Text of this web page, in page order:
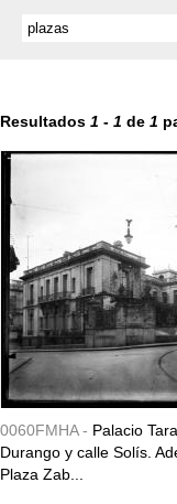
Resultados 1 - 1 de 1
0060FMHA - Palacio
Durango y calle Solís.
Plaza Zab...